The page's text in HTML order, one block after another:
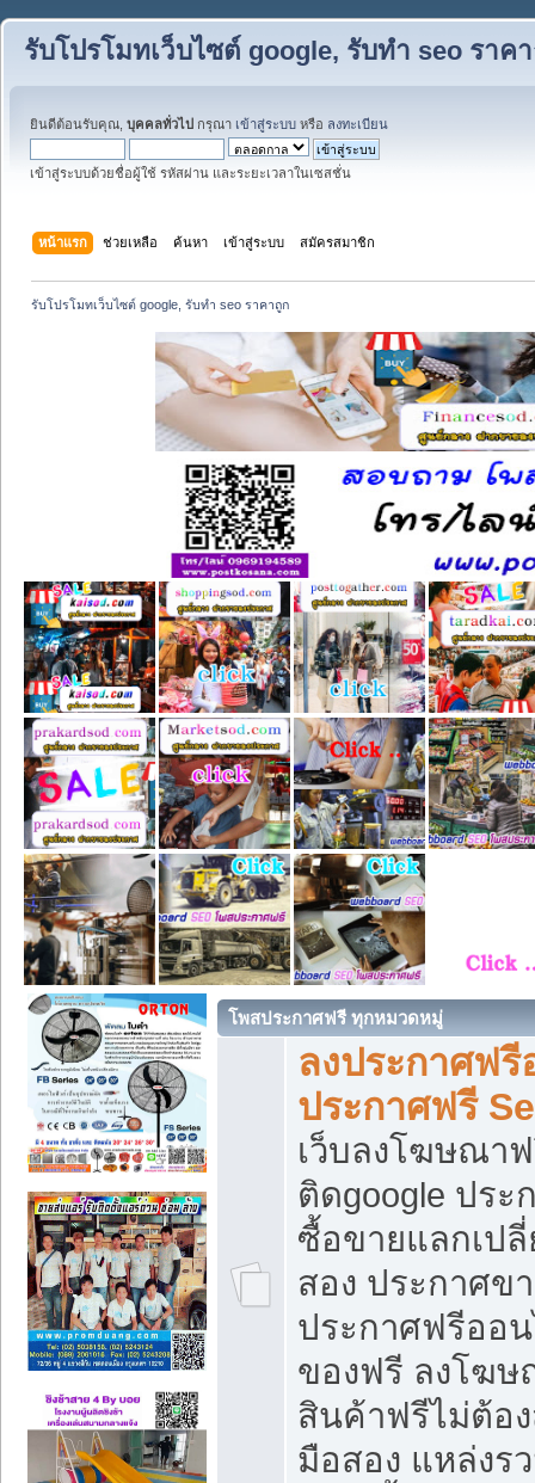
รับโปรโมทเว็บไซต์ google, รับทำ seo ราค
ยินดีต้อนรับคุณ, บุคคลทั่วไป กรุณา เข้าสู่ระบบ หรือ ลงทะเบียน
เข้าสู่ระบบด้วยชื่อผู้ใช้ รหัสผ่าน และระยะเวลาในเซสชั่น
หน้าแรก ช่วยเหลือ ค้นหา เข้าสู่ระบบ สมัครสมาชิก
รับโปรโมทเว็บไซต์ google, รับทำ seo ราคาถูก
โพสประกาศฟรี ทุกหมวดหมู่
ลงประกาศฟ
ประกาศฟรี
เว็บลงโฆษณา
ติดgoogle ปร
ซื้อขายแลกเป
สอง ประกาศข
ประกาศฟรีออ
ของฟรี ลงโฆ
สินค้าฟรีไม่ต้อ
มือสอง แหล่งร